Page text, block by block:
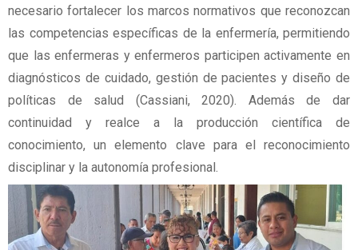
necesario fortalecer los marcos normativos que reconozcan
las competencias específicas de la enfermería, permitiendo
que las enfermeras y enfermeros participen activamente en
diagnósticos de cuidado, gestión de pacientes y diseño de
políticas de salud (Cassiani, 2020). Además de dar
continuidad y realce a la producción científica de
conocimiento, un elemento clave para el reconocimiento
disciplinar y la autonomía profesional.